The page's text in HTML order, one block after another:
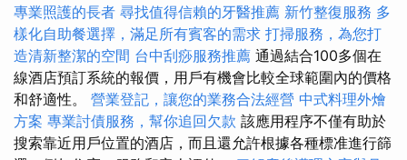
專業照護的長者 尋找值得信賴的牙醫推薦 新竹整復服務 多
樣化自助餐選擇，滿足所有賓客的需求 打掃服務，為您打
造清新整潔的空間 台中刮痧服務推薦 通過結合100多個在
線酒店預訂系統的報價，用戶有機會比較全球範圍內的價格
和舒適性。 營業登記，讓您的業務合法經營 中式料理外燴
方案 專業討債服務，幫你追回欠款 該應用程序不僅有助於
搜索靠近用戶位置的酒店，而且還允許根據各種標准進行篩